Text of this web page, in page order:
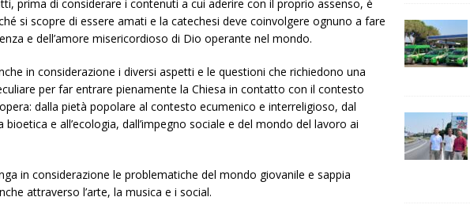
prima di considerare i contenuti a cui aderire con il proprio assenso, è
si scopre di essere amati e la catechesi deve coinvolgere ognuno a fare
e dell’amore misericordioso di Dio operante nel mondo.
in considerazione i diversi aspetti e le questioni che richiedono una
per far entrare pienamente la Chiesa in contatto con il contesto
dalla pietà popolare al contesto ecumenico e interreligioso, dal
e all’ecologia, dall’impegno sociale e del mondo del lavoro ai
in considerazione le problematiche del mondo giovanile e sappia
attraverso l’arte, la musica e i social.